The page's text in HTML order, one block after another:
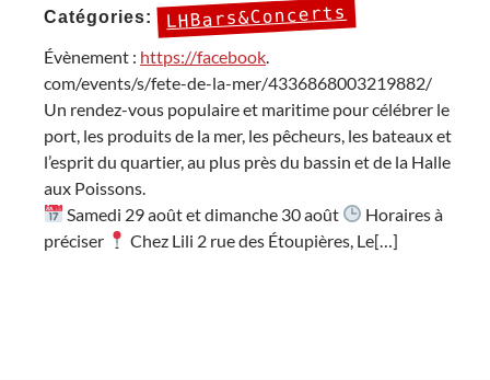
Catégories:
LHBars&Concerts
Évènement : https://facebook
com/events/s/fete-de-la-mer/4336868003219882/
Un rendez-vous populaire et maritime pour célébrer le
port, les produits de la mer, les pêcheurs, les bateaux et
l’esprit du quartier, au plus près du bassin et de la Halle
aux Poissons.
Samedi 29 août et dimanche 30 août
Horaires à
préciser
Chez Lili 2 rue des Étoupières, Le[…]